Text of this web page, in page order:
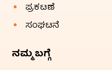
ಪ್ರಕಟಣೆ
ಸಂಘಟನೆ
ನಮ್ಮ ಬಗ್ಗೆ